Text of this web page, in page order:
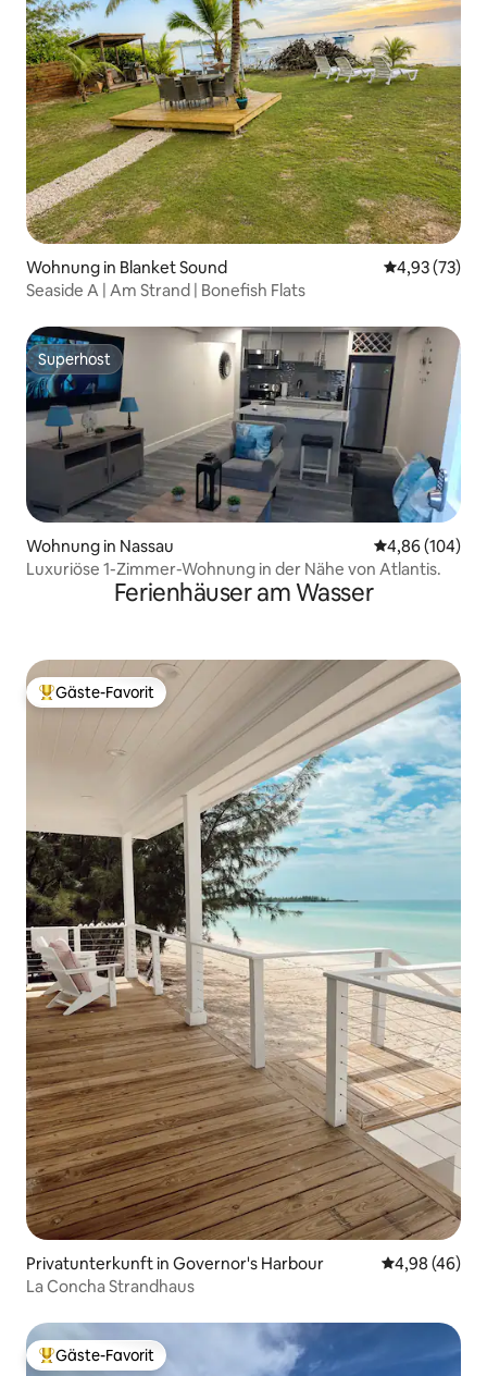
Wohnung in Blanket Sound
4,93 (73)
Seaside A | Am Strand | Bonefish Flats
Superhost
Superhost
Wohnung in Nassau
4,86 (104)
Luxuriöse 1-Zimmer-Wohnung in der Nähe von Atlantis.
Ferienhäuser am Wasser
Beliebter Gäste-Favorit.
Gäste-Favorit
Privatunterkunft in Governor's Harbour
4,98 (46)
La Concha Strandhaus
Beliebter Gäste-Favorit.
Gäste-Favorit